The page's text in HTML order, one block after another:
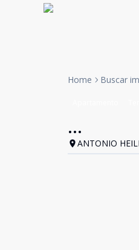
Home Buscar
...
ANTONIO